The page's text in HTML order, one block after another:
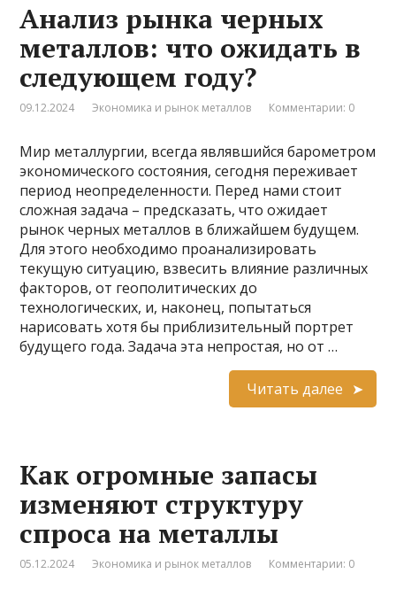
Анализ рынка черных
металлов: что ожидать в
следующем году?
09.12.2024 Экономика и рынок металлов Комментарии: 0
Мир металлургии, всегда являвшийся барометром
экономического состояния, сегодня переживает
период неопределенности. Перед нами стоит
сложная задача – предсказать, что ожидает
рынок черных металлов в ближайшем будущем.
Для этого необходимо проанализировать
текущую ситуацию, взвесить влияние различных
факторов, от геополитических до
технологических, и, наконец, попытаться
нарисовать хотя бы приблизительный портрет
будущего года. Задача эта непростая, но от …
Читать далее
Как огромные запасы
изменяют структуру
спроса на металлы
05.12.2024 Экономика и рынок металлов Комментарии: 0